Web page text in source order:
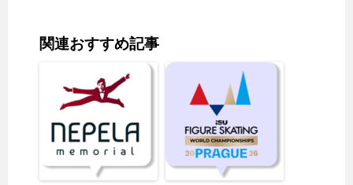
関連おすすめ記事